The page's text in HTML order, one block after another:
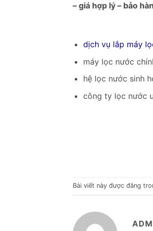
– giá hợp lý – bảo
dịch vụ lắp máy
máy lọc nước
hệ lọc nước sinh
công ty lọc nước
Bài viết này được đăng